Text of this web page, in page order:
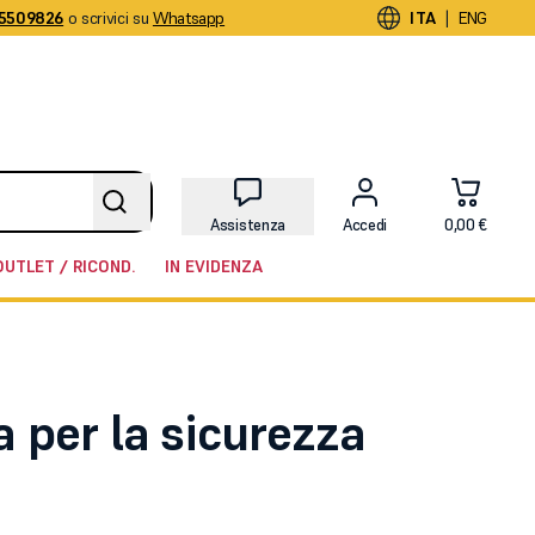
o scrivici su Whatsapp ITA | ENG
Assistenza Accedi 0,00 €
/ RICOND. IN EVIDENZA
per la sicurezza